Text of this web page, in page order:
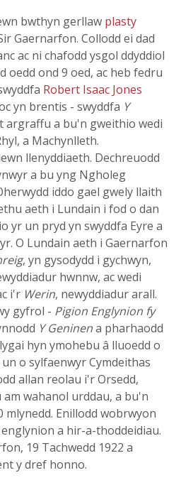
bwthyn gerllaw plasty
Gaernarfon. Collodd ei dad
ac ni chafodd ysgol ddyddiol
oedd ond 9 oed, ac heb fedru
Robert Isaac Jones
yn brentis - swyddfa Y
argraffu a bu'n gweithio wedi
a Machynlleth.
llenyddiaeth. Dechreuodd
a bu yng Ngholeg
iddo gael gwely llaith
aeth i Lundain i fod o dan
yr un pryd yn swyddfa Eyre a
O Lundain aeth i Gaernarfon
, yn gysodydd i gychwyn,
hwnnw, ac wedi
i'r Werin, newyddiadur arall.
gyfrol - Pigion Englynion fy
Y Geninena pharhaodd
hyn ymohebu â lluoedd o
o sylfaenwyr Cymdeithas
allan reolau i'r Orsedd,
wahanol urddau, a bu'n
mlynedd. Enillodd wobrwyon
a hir-a-thoddeidiau.
19 Tachwedd 1922 a
y dref honno.